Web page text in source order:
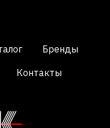
Бренды
Контакты